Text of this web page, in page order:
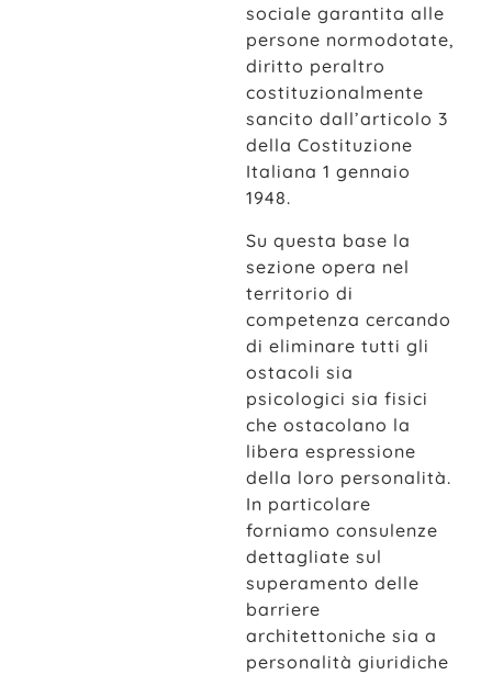
sociale garantita alle
persone normodotate,
diritto peraltro
costituzionalmente
sancito dall’articolo 3
della Costituzione
Italiana 1 gennaio
1948.
Su questa base la
sezione opera nel
territorio di
competenza cercando
di eliminare tutti gli
ostacoli sia
psicologici sia fisici
che ostacolano la
libera espressione
della loro personalità.
In particolare
forniamo consulenze
dettagliate sul
superamento delle
barriere
architettoniche sia a
personalità giuridiche